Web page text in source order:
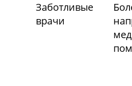
Заботливые
врачи